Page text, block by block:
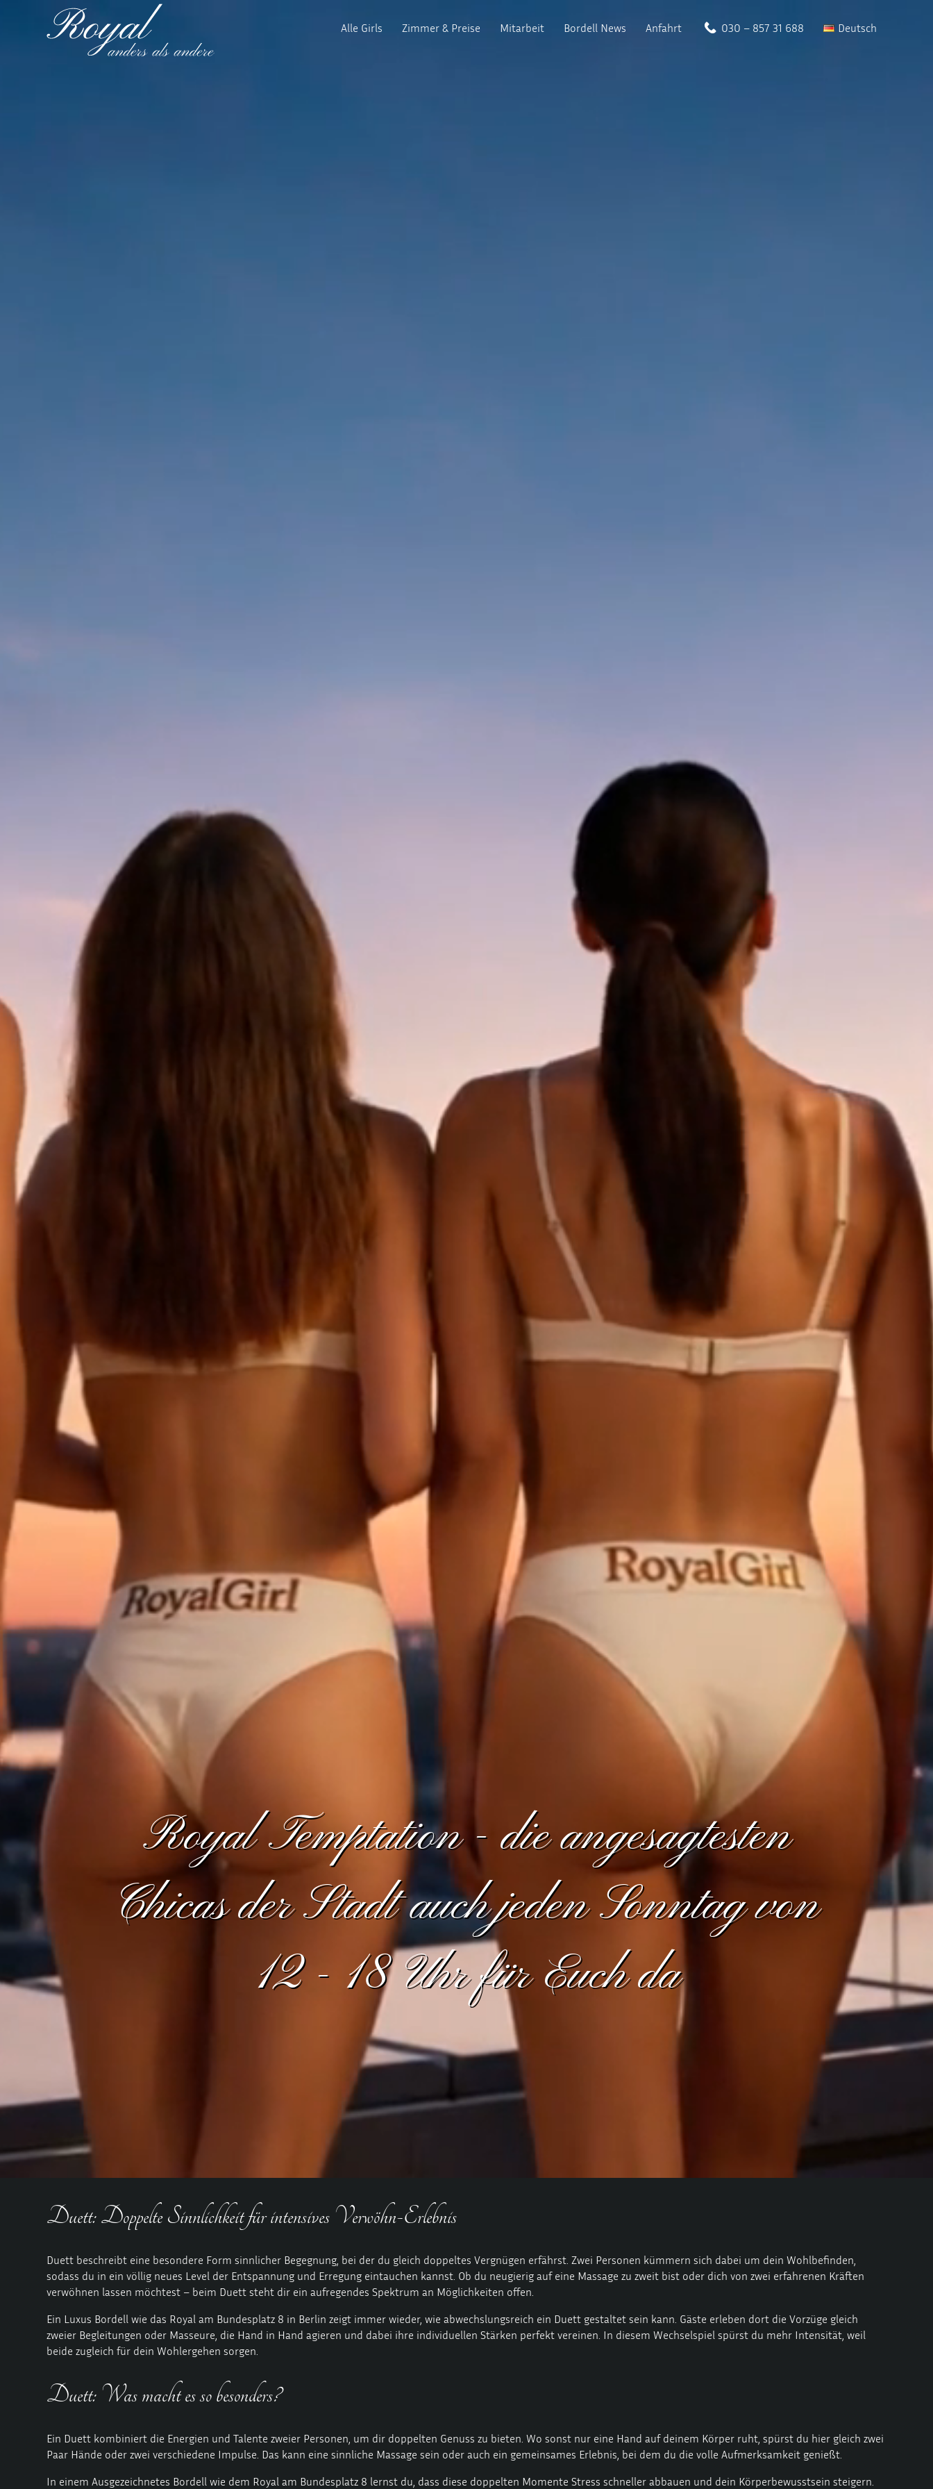
Alle Girls Zimmer & Preise Mitarbeit Bordell News Anfahrt 030 – 857 31 688 Deutsch
Royal Temptation - die angesagtesten
Chicas der Stadt auch jeden Sonntag von
12 - 18 Uhr für Euch da
Duett: Doppelte Sinnlichkeit für intensives Verwöhn-Erlebnis
Duett beschreibt eine besondere Form sinnlicher Begegnung, bei der du gleich doppeltes Vergnügen erfährst. Zwei Personen kümmern sich dabei um dein Wohlbefinden,
sodass du in ein völlig neues Level der Entspannung und Erregung eintauchen kannst. Ob du neugierig auf eine Massage zu zweit bist oder dich von zwei erfahrenen Kräften
verwöhnen lassen möchtest – beim Duett steht dir ein aufregendes Spektrum an Möglichkeiten offen.
Ein Luxus Bordell wie das Royal am Bundesplatz 8 in Berlin zeigt immer wieder, wie abwechslungsreich ein Duett gestaltet sein kann. Gäste erleben dort die Vorzüge gleich
zweier Begleitungen oder Masseure, die Hand in Hand agieren und dabei ihre individuellen Stärken perfekt vereinen. In diesem Wechselspiel spürst du mehr Intensität, weil
beide zugleich für dein Wohlergehen sorgen.
Duett: Was macht es so besonders?
Ein Duett kombiniert die Energien und Talente zweier Personen, um dir doppelten Genuss zu bieten. Wo sonst nur eine Hand auf deinem Körper ruht, spürst du hier gleich zwei
Paar Hände oder zwei verschiedene Impulse. Das kann eine sinnliche Massage sein oder auch ein gemeinsames Erlebnis, bei dem du die volle Aufmerksamkeit genießt.
In einem Ausgezeichnetes Bordell wie dem Royal am Bundesplatz 8 lernst du, dass diese doppelten Momente Stress schneller abbauen und dein Körperbewusstsein steigern.